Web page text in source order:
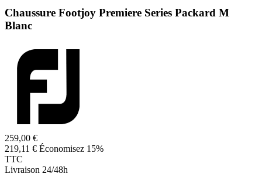
Chaussure Footjoy Premiere Series Packard M
Blanc
259,00 €
219,11 € Économisez 15%
TTC
Livraison 24/48h